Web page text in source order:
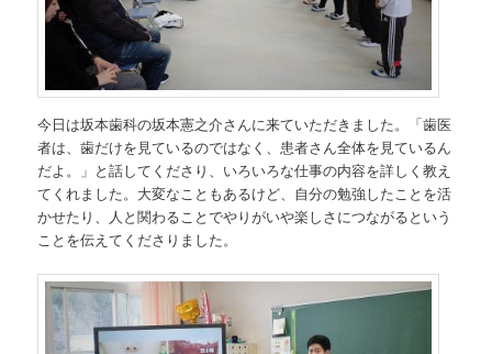
今日は坂本歯科の坂本憲之介さんに来ていただきました。「歯医
者は、歯だけを見ているのではなく、患者さん全体を見ているん
だよ。」と話してくださり、いろいろな仕事の内容を詳しく教え
てくれました。大変なこともあるけど、自分の勉強したことを活
かせたり、人と関わることでやりがいや楽しさにつながるという
ことを伝えてくださりました。